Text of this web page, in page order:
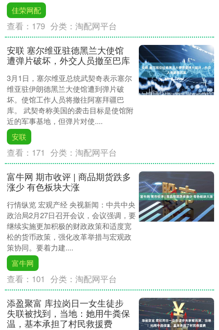
佳荣网配
查看： 179 分类：淘配网平台
安联 塞尔维亚驻德黑兰大使馆
遭弹片破坏，外交人员撤至巴库
3月1日，塞尔维亚总统武契奇表示塞尔
维亚驻伊朗德黑兰大使馆遭到弹片破
坏。使馆工作人员将撤往阿塞拜疆巴
库。 武契奇称美国的袭击目标是使馆附
近的军事基地，但弹片对使....
安联
查看： 171 分类：淘配网平台
富牛网 期市收评 | 商品期货跌多
涨少 有色板块大涨
行情纵览 宏观产经 央视新闻：中共中央
政治局2月27日召开会议，会议强调，要
继续实施更加积极的财政政策和适度宽
松的货币政策，强化改革举措与宏观政
策协同。要着力建....
富牛网
查看： 101 分类：淘配网平台
添盈聚富 库拉岗日一女生徒步
失联被找到，当地：她用牛粪保
温，基本承担了村民救援费